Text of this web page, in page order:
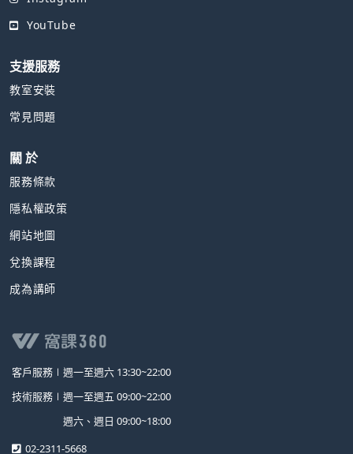
YouTube
支援服務
教室安裝
常見問題
關 於
服務條款
隱私權政策
網站地圖
兌換課程
成為講師
客戶服務∣ 週一至週六 13:30~22:00
技術服務∣ 週一至週五 09:00~22:00
週六、週日 09:00~18:00
02-2311-5668